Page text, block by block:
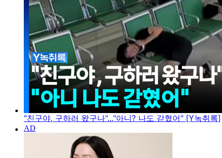
"친구야, 구하러 왔구나"..."아니? 나도 갇혔어" [Y녹취록]